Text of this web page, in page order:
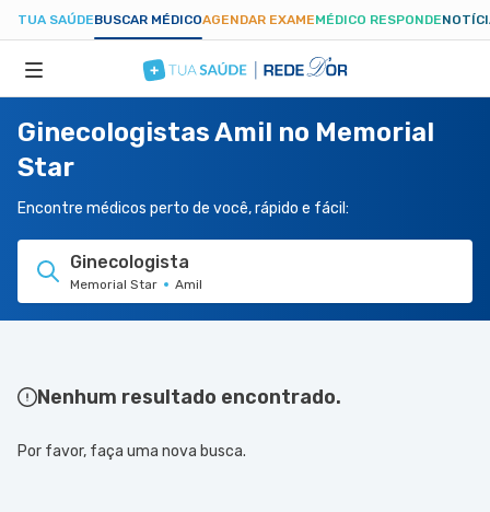
TUA SAÚDEBUSCAR MÉDICOAGENDAR EXAMEMÉDICO RESPONDE
ESPECIALIDADES
HOSPITAIS
TUASAUDE.COM
Ginecologistas Amil no Memorial
Star
Encontre médicos perto de você, rápido e fácil:
Ginecologista
Memorial Star Amil
Nenhum resultado encontrado.
Por favor, faça uma nova busca.